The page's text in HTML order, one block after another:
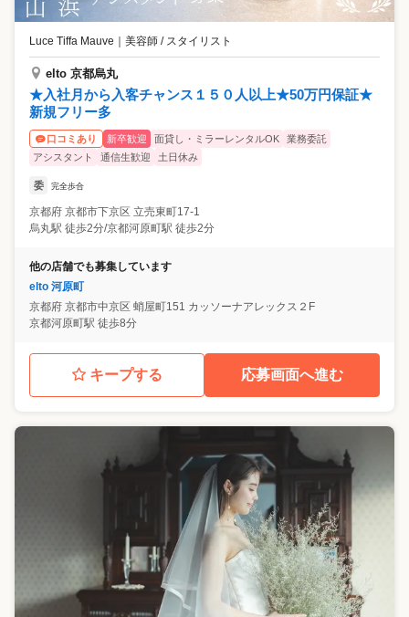
Luce Tiffa Mauve 美容師 / スタイリスト
elto 京都烏丸
★入社月から入客チャンス１５０人以上★50万円保証★
新規フリー多
口コミあり 新卒歓迎 面貸し・ミラーレンタルOK
業務委託
アシスタント
通信生歓迎 土日休み
委 完全歩合
京都府 京都市下京区 立売東町17-1
烏丸駅 徒歩2分/京都河原町駅 徒歩2分
他の店舗でも募集しています
elto 河原町
京都府 京都市中京区 蛸屋町151 カッソーナアレックス２F
京都河原町駅 徒歩8分
キープする 応募画面へ進む